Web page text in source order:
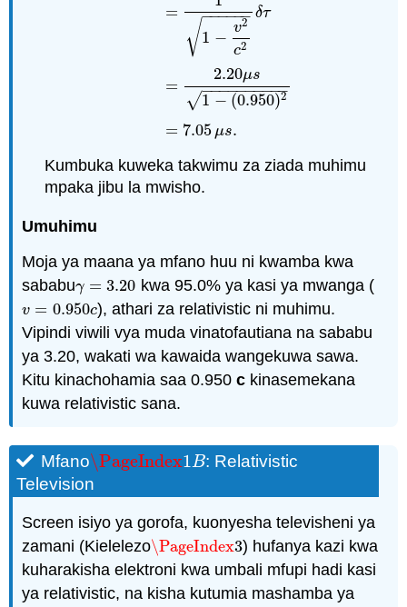
=
1 −
v2
c2
− −
−−−−
√
δτ
=
2.20μs
1 − (0.950)2
− −
−−−−−−−−
√
= 7.05 μs.
.= v2
Kumbuka kuweka takwimu za ziada muhimu
mpaka jibu la mwisho.
Umuhimu
Moja ya maana ya mfano huu ni kwamba kwa
sababuγ = 3.20
γ=3.20 kwa 95.0% ya kasi ya mwanga (
v = 0.950c
v =0.950c ), athari za relativistic ni muhimu.
Vipindi viwili vya muda vinatofautiana na sababu
ya 3.20, wakati wa kawaida wangekuwa sawa.
Kitu kinachohamia saa 0.950c kinasemekana
kuwa relativistic sana.
Mfano\PageIndex1 B
\PageIndex1B : Relativistic
Television
Screen isiyo ya gorofa, kuonyesha televisheni ya
zamani (Kielelezo\PageIndex3
\PageIndex3) hufanya kazi kwa
kuharakisha elektroni kwa umbali mfupi hadi kasi
ya relativistic, na kisha kutumia mashamba ya